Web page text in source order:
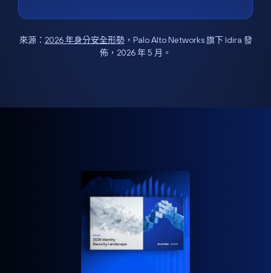
來源： 2026 年身分安全形勢，Palo Alto Networks 旗下 Idira 發
佈，2026 年 5 月。